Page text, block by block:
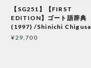
【SG251】【FIRST
EDITION】ゴート語辞典
(1997) /Shinichi Chigusa
¥29,700